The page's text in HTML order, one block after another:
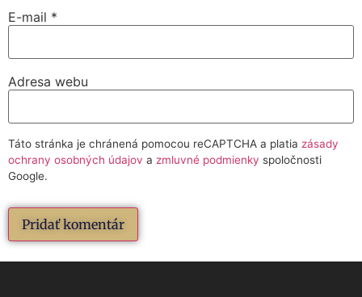
E-mail *
Adresa webu
Táto stránka je chránená pomocou reCAPTCHA a platia zásady
ochrany osobných údajov a zmluvné podmienky spoločnosti
Google.